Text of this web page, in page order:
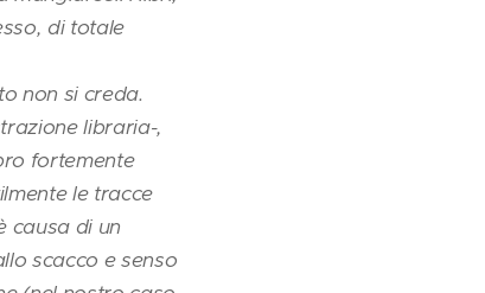
di totale
non si creda.
libraria-,
fortemente
le tracce
causa di un
scacco e senso